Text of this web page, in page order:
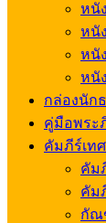
หนั
หนั
หนั
หนั
กล่องนัก
คู่มือพระ
คัมภีร์เท
คัม
คัม
กัณ